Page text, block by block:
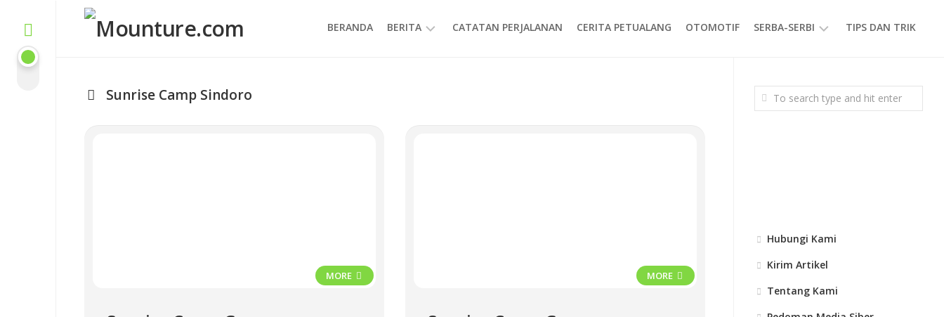
content
BERANDA BERITA CATATAN PERJALANAN CERITA PETUALANG OTOMOTIF SERBA-SERBI
GAYA
HIDUP
TIPS DAN TRIK
Sunrise Camp Sindoro
MORE MORE
Hubungi Kami
Kirim Artikel
Tentang Kami